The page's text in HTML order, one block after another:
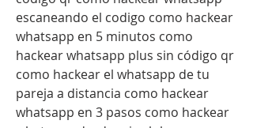
escaneando el codigo como hackear
whatsapp en 5 minutos como
hackear whatsapp plus sin código qr
como hackear el whatsapp de tu
pareja a distancia como hackear
whatsapp en 3 pasos como hackear